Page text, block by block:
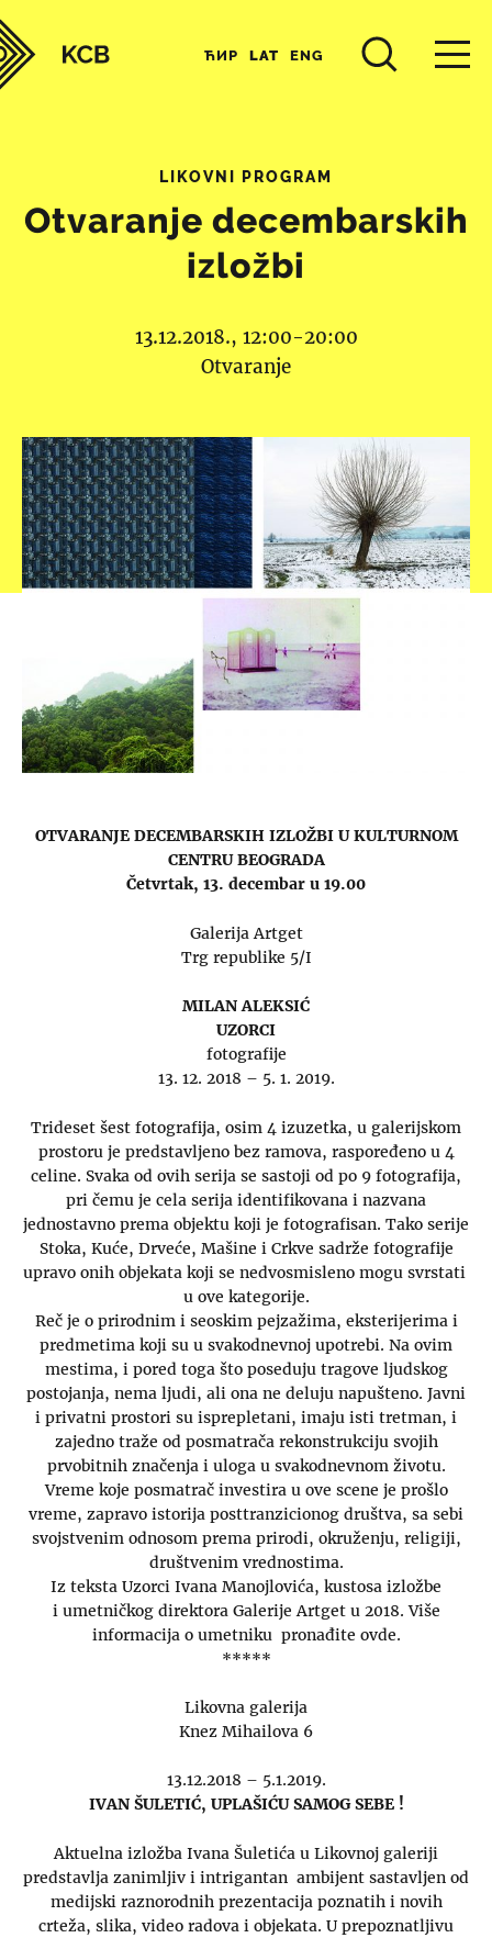
ЋИР LAT ENG
LIKOVNI PROGRAM
Otvaranje decembarskih
izložbi
13.12.2018., 12:00-20:00
Otvaranje
OTVARANJE DECEMBARSKIH IZLOŽBI U KULTURNOM
CENTRU BEOGRADA
Četvrtak, 13. decembar u 19.00
Galerija Artget
Trg republike 5/I
MILAN ALEKSIĆ
UZORCI
fotografije
13. 12. 2018 – 5. 1. 2019.
Trideset šest fotografija, osim 4 izuzetka, u galerijskom
prostoru je predstavljeno bez ramova, raspoređeno u 4
celine. Svaka od ovih serija se sastoji od po 9 fotografija,
pri čemu je cela serija identifikovana i nazvana
jednostavno prema objektu koji je fotografisan. Tako serije
Stoka, Kuće, Drveće, Mašine i Crkve sadrže fotografije
upravo onih objekata koji se nedvosmisleno mogu svrstati
u ove kategorije.
Reč je o prirodnim i seoskim pejzažima, eksterijerima i
predmetima koji su u svakodnevnoj upotrebi. Na ovim
mestima, i pored toga što poseduju tragove ljudskog
postojanja, nema ljudi, ali ona ne deluju napušteno. Javni
i privatni prostori su isprepletani, imaju isti tretman, i
zajedno traže od posmatrača rekonstrukciju svojih
prvobitnih značenja i uloga u svakodnevnom životu.
Vreme koje posmatrač investira u ove scene je prošlo
vreme, zapravo istorija posttranzicionog društva, sa sebi
svojstvenim odnosom prema prirodi, okruženju, religiji,
društvenim vrednostima.
Iz teksta Uzorci Ivana Manojlovića, kustosa izložbe
i umetničkog direktora Galerije Artget u 2018. Više
informacija o umetniku pronađite ovde.
*****
Likovna galerija
Knez Mihailova 6
13.12.2018 – 5.1.2019.
IVAN ŠULETIĆ, UPLAŠIĆU SAMOG SEBE !
Aktuelna izložba Ivana Šuletića u Likovnoj galeriji
predstavlja zanimljiv i intrigantan ambijent sastavljen od
medijski raznorodnih prezentacija poznatih i novih
crteža, slika, video radova i objekata. U prepoznatljivu